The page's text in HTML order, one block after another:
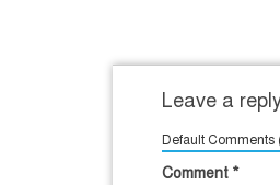
Leave a
Default Comments
Comment *